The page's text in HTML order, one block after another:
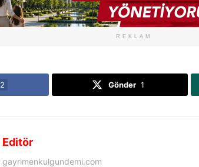
REKLAM
2 Gönder 1
Editör
gayrimenkulgundemi.com